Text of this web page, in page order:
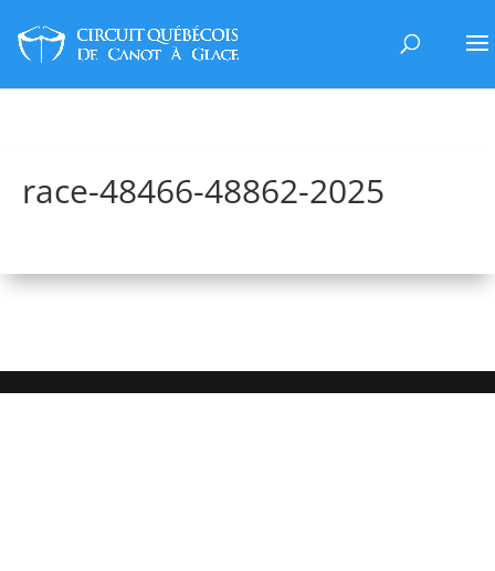
race-48466-48862-2025